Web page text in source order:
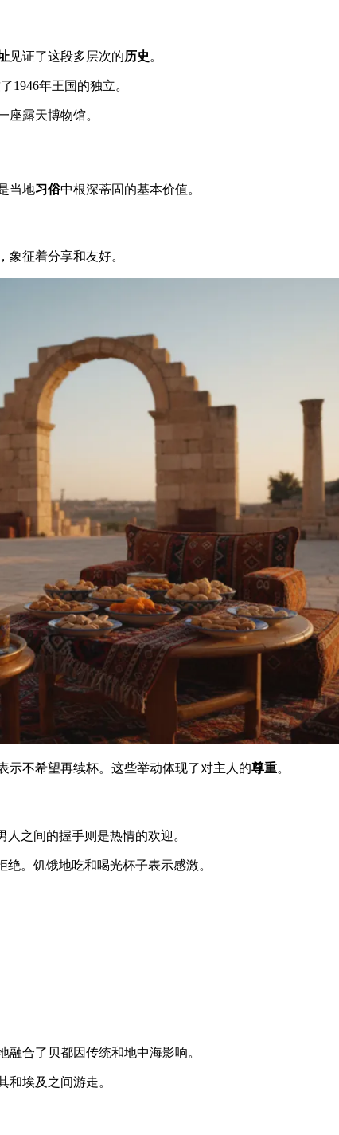
见证了这段多层次的历史 。
1946年王国的独立。
座露天博物馆。
当地习俗中根深蒂固的基本价值。
象征着分享和友好。
示不希望再续杯。这些举动体现了对主人的尊重。
之间的握手则是热情的欢迎。
。饥饿地吃和喝光杯子表示感激。
合了贝都因传统和地中海影响。
和埃及之间游走。